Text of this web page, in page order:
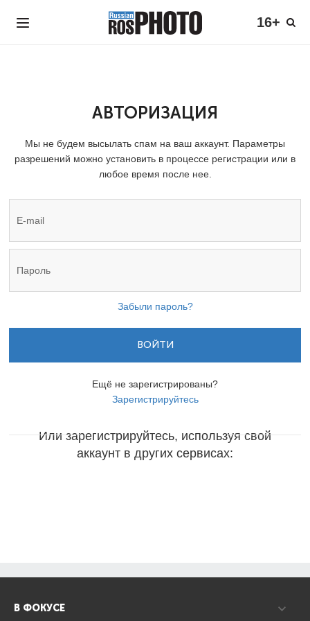
16+
АВТОРИЗАЦИЯ
Мы не будем высылать спам на ваш аккаунт. Параметры
разрешений можно установить в процессе регистрации или в
любое время после нее.
Забыли пароль?
ВОЙТИ
Ещё не зарегистрированы?
Зарегистрируйтесь
Или зарегистрируйтесь, используя свой
аккаунт в других сервисах:
В ФОКУСЕ